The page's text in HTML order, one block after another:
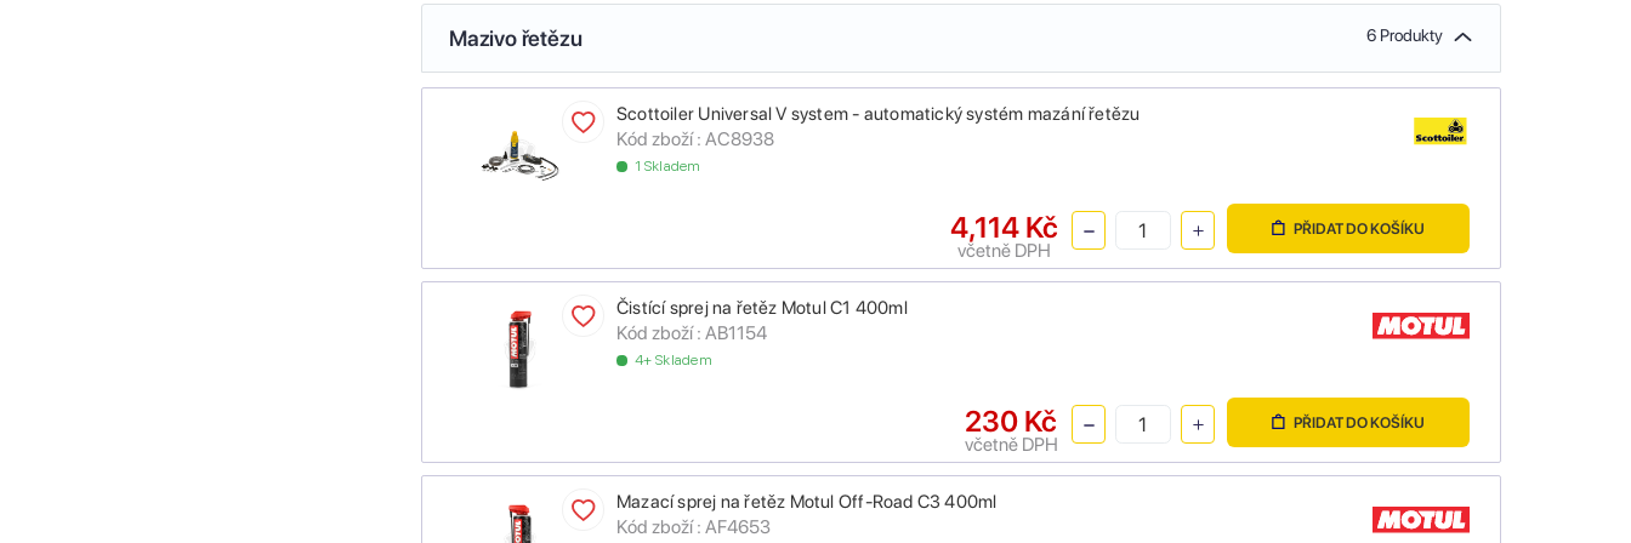
Mazivo řetězu 6 Produkty
Scottoiler Universal V system - automatický systém mazání řetězu
Kód zboží : AC8938
1 Skladem
4,114 Kč
včetně DPH
PŘIDAT DO KOŠÍKU
Čistící sprej na řetěz Motul C1 400ml
Kód zboží : AB1154
4+ Skladem
230 Kč
včetně DPH
PŘIDAT DO KOŠÍKU
Mazací sprej na řetěz Motul Off-Road C3 400ml
Kód zboží : AF4653